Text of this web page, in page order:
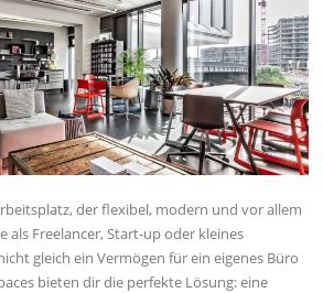
der flexibel, modern und vor allem
als Freelancer, Start-up oder kleines
gleich ein Vermögen für ein eigenes Büro
bieten dir die perfekte Lösung: eine